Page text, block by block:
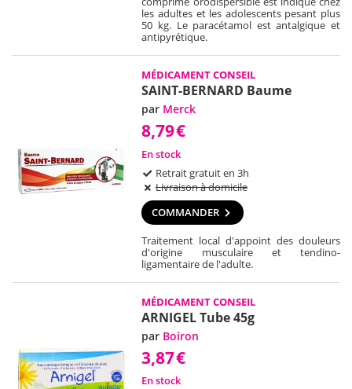
les adultes et les adolescents pesant plus
50 kg. Le paracétamol est antalgique et
antipyrétique.
MÉDICAMENT CONSEIL
SAINT-BERNARD Baume
par Merck
8,79€
En stock
Retrait gratuit en 3h
Livraison à domicile
COMMANDER
Traitement local d'appoint des douleurs
d'origine musculaire et tendino-
ligamentaire de l'adulte.
MÉDICAMENT CONSEIL
ARNIGEL Tube 45g
par Boiron
3,87€
En stock